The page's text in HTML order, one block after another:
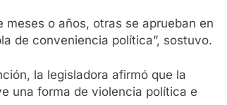
o años, otras se aprueban en
de conveniencia política”, sostuvo.
la legisladora afirmó que la
una forma de violencia política e